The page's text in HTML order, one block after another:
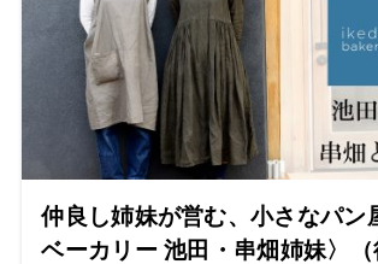
仲良し姉妹が営む、小さなパン
ベーカリー 池田・串畑姉妹〉（